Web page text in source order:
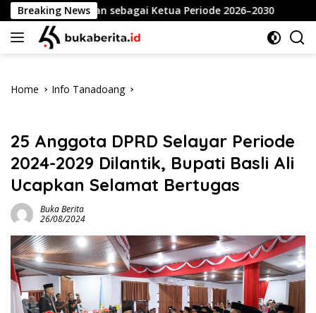
Skip
to
content
Breaking News
Dahlan sebagai Ketua Periode 2026–2030
Home Info Tanadoang
25 Anggota DPRD Selayar Periode
2024-2029 Dilantik, Bupati Basli Ali
Ucapkan Selamat Bertugas
Buka Berita
26/08/2024